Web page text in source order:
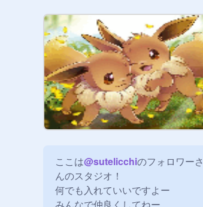
ここは@sutelicchiのフォロワーさ
んのスタジオ！
何でも入れていいですよー